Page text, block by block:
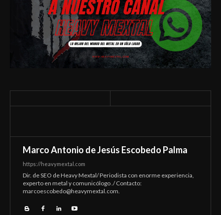
Marco Antonio de Jesús Escobedo Palma
https://heavymextal.com
Dir. de SEO de Heavy Mextal/ Periodista con enorme experiencia,
experto en metal y comunicólogo ./ Contacto:
marcoescobedo@heavymextal.com.